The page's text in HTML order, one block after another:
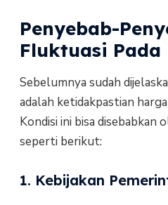
Penyebab-
Fluktuasi Pada
Sebelumnya sudah
adalah ketidakpastian
Kondisi ini bisa disebabkan
seperti berikut:
1. Kebijakan